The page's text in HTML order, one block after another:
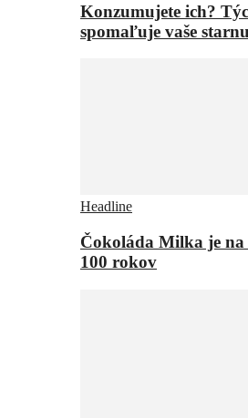
Konzumujete ich?
spomaľuje vaše
Headline
Čokoláda Milka je
100 rokov